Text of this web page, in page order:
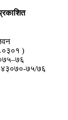
)
७५/७६